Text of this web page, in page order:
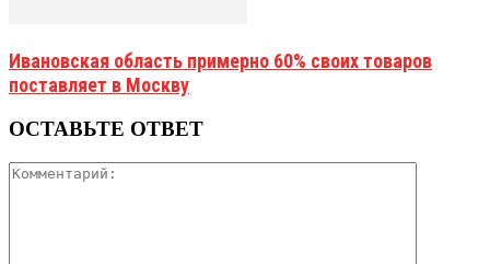
Ивановская область примерно 60% своих товаров
поставляет в Москву
ОСТАВЬТЕ ОТВЕТ